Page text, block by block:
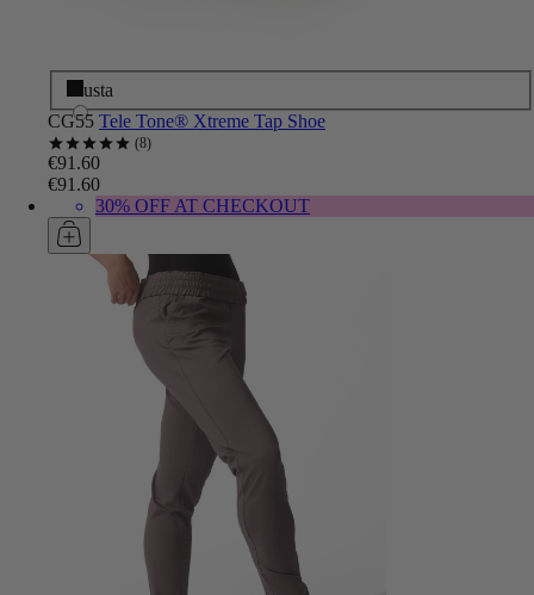
Musta
CG55 Tele Tone® Xtreme Tap Shoe
8
€91.60
€91.60
30% OFF AT CHECKOUT